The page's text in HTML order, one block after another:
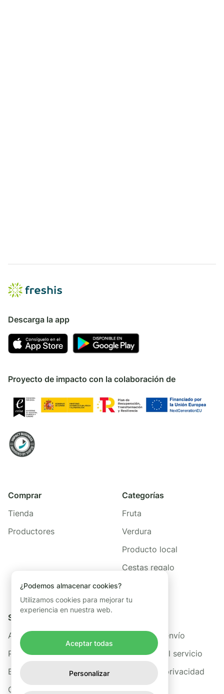
Descarga la app
Proyecto de impacto con la colaboración de
Comprar
Tienda
Productores
Categorías
Fruta
Verdura
Producto local
Cestas regalo
Sobre nosotros
Acerca de Freshis
Preguntas frecuentes
Blog
Contacto
Política de envío
Términos del servicio
Política de privacidad
¿Podemos almacenar cookies?
Utilizamos cookies para mejorar tu
experiencia en nuestra web.
Aceptar todas
Personalizar